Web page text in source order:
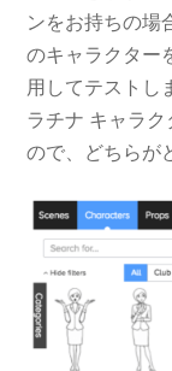
ンをお持ちの場
のキャラクター
用してテストし
ラチナ キャラ
ので、どちらが